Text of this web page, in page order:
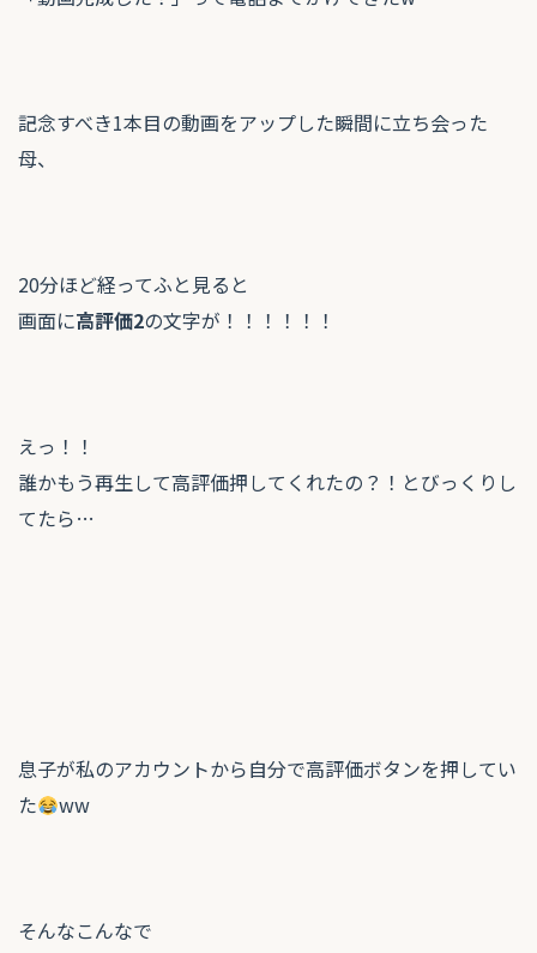
記念すべき1本目の動画をアップした瞬間に立ち会った
母、
20分ほど経ってふと見ると
画面に高評価2の文字が！！！！！！
えっ！！
誰かもう再生して高評価押してくれたの？！とびっくりし
てたら…
息子が私のアカウントから自分で高評価ボタンを押してい
た
ww
そんなこんなで